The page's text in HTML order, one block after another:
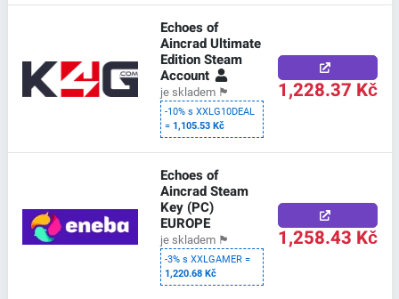
Echoes of
Aincrad Ultimate
Edition Steam
Account
je skladem 🏴
-10% s XXLG10DEAL
=1,105.53 Kč
1,228.37 Kč
Echoes of
Aincrad Steam
Key (PC)
EUROPE
je skladem 🏴
-3% s XXLGAMER =
1,220.68 Kč
1,258.43 Kč